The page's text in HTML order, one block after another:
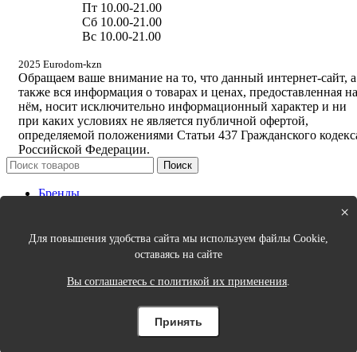
Пт 10.00-21.00
Сб 10.00-21.00
Вс 10.00-21.00
2025 Eurodom-kzn
Обращаем ваше внимание на то, что данный интернет-сайт, а
также вся информация о товарах и ценах, предоставленная на
нём, носит исключительно информационный характер и ни
при каких условиях не является публичной офертой,
определяемой положениями Статьи 437 Гражданского
Российской Федерации.
Поиск
Бренды
Спальня
Порядок в доме
Одежда для дома и аксессуары
Цены на сайте могут быть неактуальные, уточняйте цены у
×
Для повышения удобства сайта мы используем файлы Cookie,
оставаясь на сайте
Вы соглашаетесь с политикой их применения.
Принять